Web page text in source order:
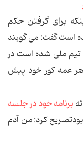
برای گرفتن حکم
است گفت: می گویند
تیم ملی شده است در
عمه کور خود پیش
برنامه خود در جلسه
کرد: من آدم